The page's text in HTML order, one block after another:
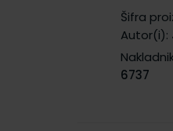
Šifra
Autor(i):
6737